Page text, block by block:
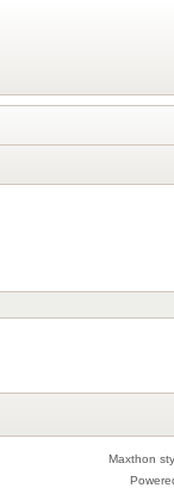
Maxthon